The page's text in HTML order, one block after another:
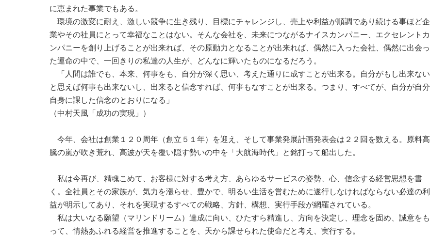
に恵まれた事業でもある。
環境の激変に耐え、激しい競争に生き残り、目標にチャレンジし、売上や利益が順調であり続ける事ほど企
業やその社員にとって幸福なことはない。そんな会社を、未来につながるナイスカンパニー、エクセレントカ
ンパニーを創り上げることが出来れば、その原動力となることが出来れば、偶然に入った会社、偶然に出会っ
た運命の中で、一回きりの私達の人生が、どんなに輝いたものになるだろう。
「人間は誰でも、本来、何事をも、自分が深く思い、考えた通りに成すことが出来る。自分がもし出来ない
と思えば何事も出来ないし、出来ると信念すれば、何事もなすことが出来る。つまり、すべてが、自分が自分
自身に課した信念のとおりになる」
（中村天風「成功の実現」）
今年、会社は創業１２０周年（創立５１年）を迎え、そして事業発展計画発表会は２２回を数える。原料高
騰の嵐が吹き荒れ、高波が天を覆い隠す勢いの中を「大航海時代」と銘打って船出した。
私は今再び、精魂こめて、お客様に対する考え方、あらゆるサービスの姿勢、心、信念する経営思想を書
く。全社員とその家族が、気力を漲らせ、豊かで、明るい生活を営むために遂行しなければならない必達の利
益が明示してあり、それを実現するすべての戦略、方針、構想、実行手段が網羅されている。
私は大いなる願望（マリンドリーム）達成に向い、ひたすら精進し、方向を決定し、理念を固め、誠意をも
って、情熱あふれる経営を推進することを、天から課せられた使命だと考え、実行する。